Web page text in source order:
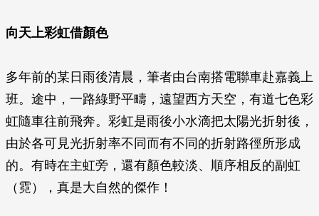
向天上彩虹借顏色
多年前的某日雨後清晨，筆者由台南搭電聯車赴嘉義上
班。途中，一路綠野平疇，遠望西方天空，有道七色彩
虹隨車往前飛奔。彩虹是雨後小水滴把太陽光折射後，
由於各可見光折射率不同而有不同的折射路徑所形成
的。有時在主虹旁，還有顏色較淡、順序相反的副虹
（霓），真是大自然的傑作！